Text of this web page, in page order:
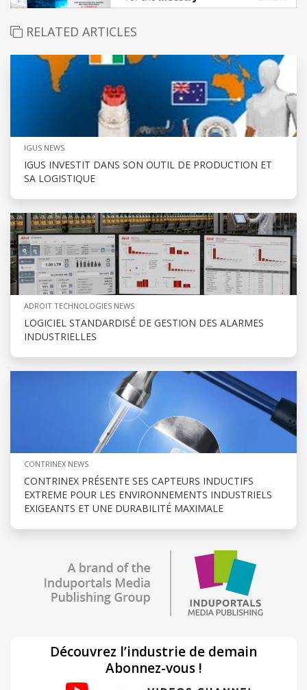
RELATED ARTICLES
IGUS NEWS
IGUS INVESTIT DANS SON OUTIL DE PRODUCTION ET
SA LOGISTIQUE
ADROIT TECHNOLOGIES NEWS
LOGICIEL STANDARDISÉ DE GESTION DES ALARMES
INDUSTRIELLES
CONTRINEX NEWS
CONTRINEX PRÉSENTE SES CAPTEURS INDUCTIFS
EXTREME POUR LES ENVIRONNEMENTS INDUSTRIELS
EXIGEANTS ET UNE DURABILITÉ MAXIMALE
Découvrez l’industrie de demain
Abonnez-vous !